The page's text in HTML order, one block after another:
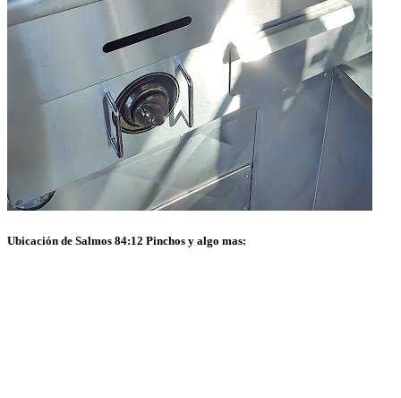
Ubicación de Salmos 84:12 Pinchos y algo mas: